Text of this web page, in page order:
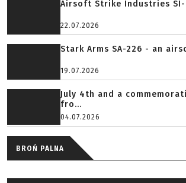
Airsoft Strike Industries
22.07.2026
Stark Arms SA-226 - an
19.07.2026
July 4th and a
fro...
04.07.2026
BROŃ PALNA